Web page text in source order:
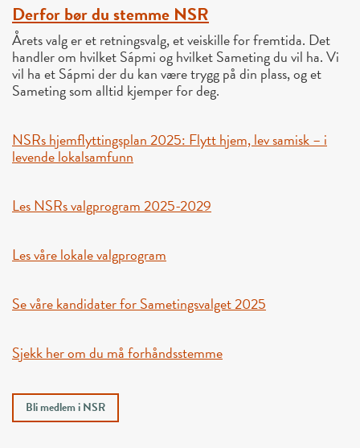
Derfor bør du stemme NSR
Årets valg er et retningsvalg, et veiskille for fremtida. Det
handler om hvilket Sápmi og hvilket Sameting du vil ha. Vi
vil ha et Sápmi der du kan være trygg på din plass, og et
Sameting som alltid kjemper for deg.
NSRs hjemflyttingsplan 2025: Flytt hjem, lev samisk – i
levende lokalsamfunn
Les NSRs valgprogram 2025-2029
Les våre lokale valgprogram
Se våre kandidater for Sametingsvalget 2025
Sjekk her om du må forhåndsstemme
Bli medlem i NSR